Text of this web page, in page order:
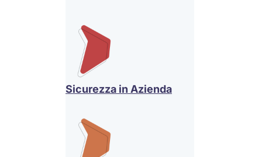
Sicurezza in Azienda